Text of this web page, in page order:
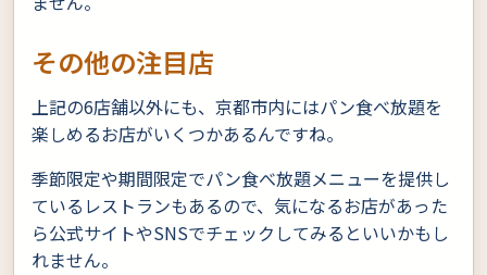
その他の注目店
上記の6店舗以外にも、京都市内にはパン食べ放題を
楽しめるお店がいくつかあるんですね。
季節限定や期間限定でパン食べ放題メニューを提供し
ているレストランもあるので、気になるお店があった
ら公式サイトやSNSでチェックしてみるといいかもし
れません。